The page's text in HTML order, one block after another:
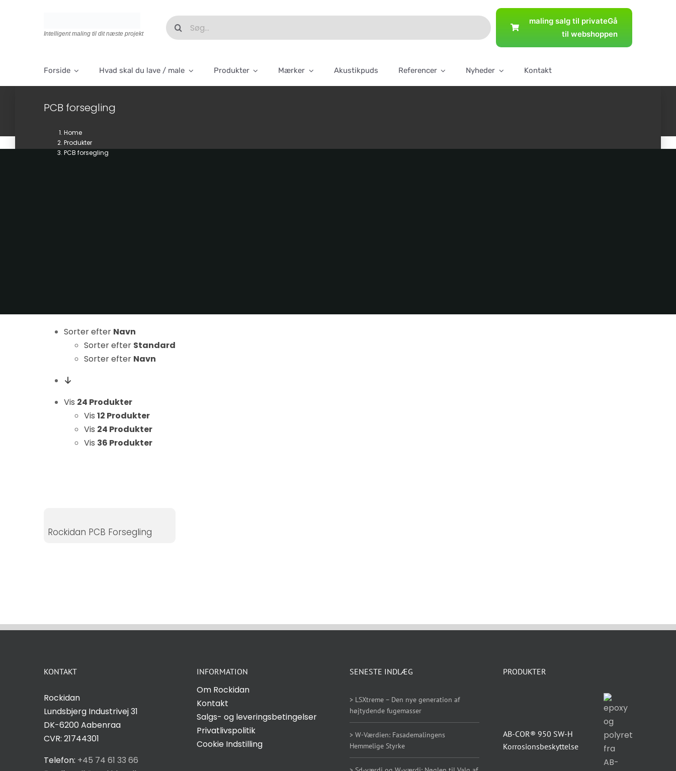
Intelligent maling til dit næste projekt
Søg
efter:
maling salg til privateGå
til webshoppen
Forside Hvad skal du lave / male Produkter Mærker Akustikpuds Referencer Nyheder Kontakt
PCB forsegling
Home
Produkter
PCB forsegling
Sorter efter Navn
Sorter efter Standard
Sorter efter Navn
Vis 24 Produkter
Vis 12 Produkter
Vis 24 Produkter
Vis 36 Produkter
Rockidan PCB Forsegling
KONTAKT
Rockidan
Lundsbjerg Industrivej 31
DK-6200 Aabenraa
CVR: 21744301
Telefon: +45 74 61 33 66
INFORMATION
Om Rockidan
Kontakt
Salgs- og leveringsbetingelser
Privatlivspolitik
Cookie Indstilling
SENESTE INDLÆG
> LSXtreme – Den nye generation af
højtydende fugemasser
> W-Værdien: Fasademalingens
Hemmelige Styrke
PRODUKTER
AB-COR® 950 SW-H
Korrosionsbeskyttelse
Nødvendige
nødvendige
fra hvordan
dit besøg.
nægter disse
cookies,
forsvinder
hjemmesiden.